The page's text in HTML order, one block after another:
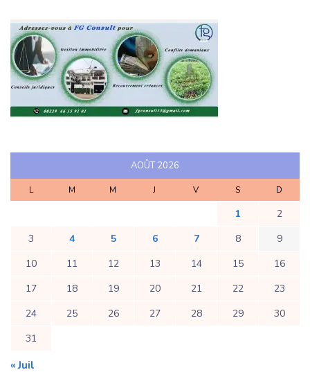
AOÛT 2026
L M M J V S D
1
2
3
4 5 6 7 8
9
10
11 12 13 14 15
16
17
18 19 20 21 22
23
24
25 26 27 28 29
30
31
« Juil